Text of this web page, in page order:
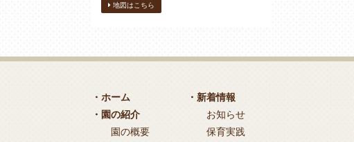
地図はこちら
・ホーム
・園の紹介
園の概要
・新着情報
お知らせ
保育実践